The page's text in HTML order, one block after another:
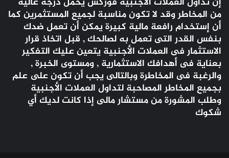
من المخاطر وقد لا تكون مناسبة لجميع المستثمرين كما
أن إستخدام رافعة مالية كبيرة يمكن أن تعمل ضدك
بنفس القدر التى تعمل به لصالحك , قبل اتخاذ قرار
الاستثمار فى العملات الأجنبية يتعين عليك التفكير
بعناية فى أهدافك الاستثمارية , ومستوى الخبرة ,
والرغبة فى المخاطرة وبالتالى يجب أن تكون على علم
بجميع المخاطر المصاحبة لتداول العملات الأجنبية
وطلب المشورة من مستشار مالى إذا كانت لديك أي
شكوك